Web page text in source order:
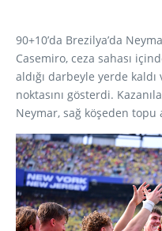
90+10’da Brezilya’da
Casemiro, ceza sahası
aldığı darbeyle yerde
noktasını gösterdi.
Neymar, sağ köşeden